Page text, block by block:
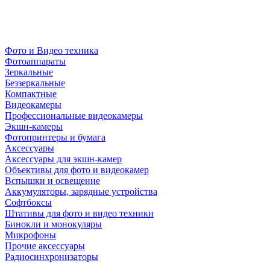
Фото и Видео техника
Фотоаппараты
Зеркальные
Беззеркальные
Компактные
Видеокамеры
Профессиональные видеокамеры
Экшн-камеры
Фотопринтеры и бумага
Аксессуары
Аксессуары для экшн-камер
Объективы для фото и видеокамер
Вспышки и освещение
Аккумуляторы, зарядные устройства
Софтбоксы
Штативы для фото и видео техники
Бинокли и монокуляры
Микрофоны
Прочие аксессуары
Радиосинхронизаторы